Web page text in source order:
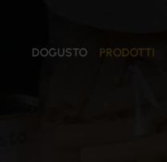
DOGUSTO PRODOTTI